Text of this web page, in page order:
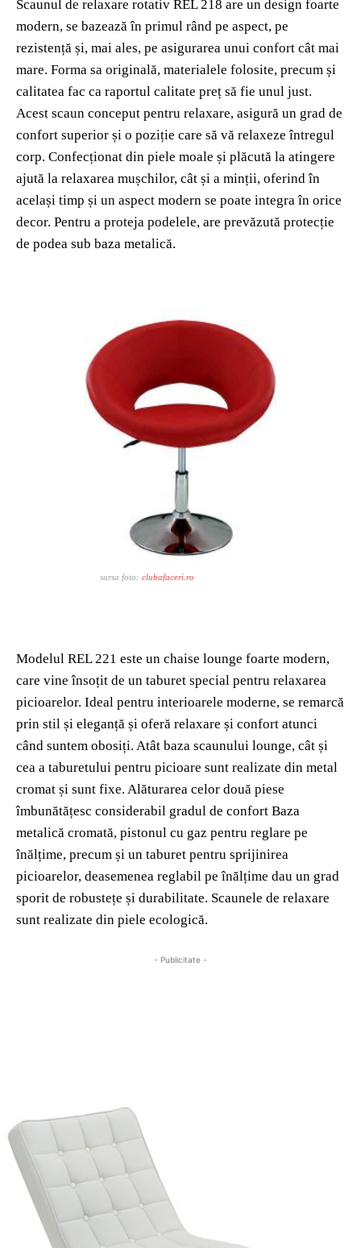
Scaunul de relaxare rotativ REL 218 are un design foarte
modern, se bazează în primul rând pe aspect, pe
rezistență și, mai ales, pe asigurarea unui confort cât mai
mare. Forma sa originală, materialele folosite, precum și
calitatea fac ca raportul calitate preț să fie unul just.
Acest scaun conceput pentru relaxare, asigură un grad de
confort superior și o poziție care să vă relaxeze întregul
corp. Confecționat din piele moale și plăcută la atingere
ajută la relaxarea mușchilor, cât și a minții, oferind în
același timp și un aspect modern se poate integra în orice
decor. Pentru a proteja podelele, are prevăzută protecție
de podea sub baza metalică.
sursa foto: clubafaceri.ro
Modelul REL 221 este un chaise lounge foarte modern,
care vine însoțit de un taburet special pentru relaxarea
picioarelor. Ideal pentru interioarele moderne, se remarcă
prin stil și eleganță și oferă relaxare și confort atunci
când suntem obosiți. Atât baza scaunului lounge, cât și
cea a taburetului pentru picioare sunt realizate din metal
cromat și sunt fixe. Alăturarea celor două piese
îmbunătățesc considerabil gradul de confort Baza
metalică cromată, pistonul cu gaz pentru reglare pe
înălțime, precum și un taburet pentru sprijinirea
picioarelor, deasemenea reglabil pe înălțime dau un grad
sporit de robustețe și durabilitate. Scaunele de relaxare
sunt realizate din piele ecologică.
- Publicitate -